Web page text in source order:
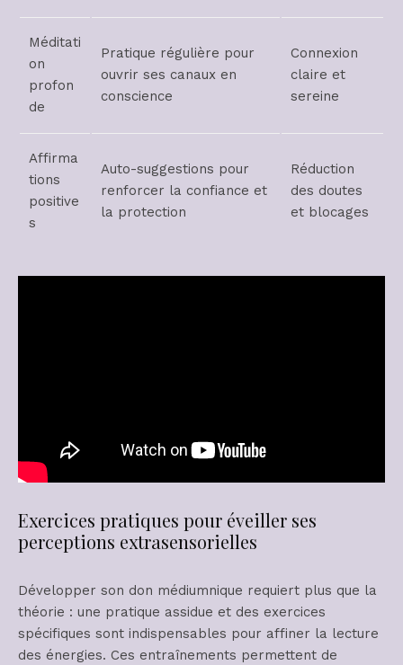
Méditati
on
profon
de
Pratique régulière pour
ouvrir ses canaux en
conscience
Connexion
claire et
sereine
Affirma
tions
positive
s
Auto-suggestions pour
renforcer la confiance et
la protection
Réduction
des doutes
et blocages
Exercices pratiques pour éveiller ses
perceptions extrasensorielles
Développer son don médiumnique requiert plus que la
théorie : une pratique assidue et des exercices
spécifiques sont indispensables pour affiner la lecture
des énergies. Ces entraînements permettent de